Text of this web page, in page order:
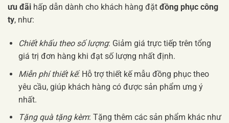
ưu đãi hấp dẫn dành cho khách hàng đặt đồng phục công
ty, như:
Chiết khấu theo số lượng: Giảm giá trực tiếp trên tổng
giá trị đơn hàng khi đạt số lượng nhất định.
Miễn phí thiết kế: Hỗ trợ thiết kế mẫu đồng phục theo
yêu cầu, giúp khách hàng có được sản phẩm ưng ý
nhất.
Tặng quà tặng kèm: Tặng thêm các sản phẩm khác như